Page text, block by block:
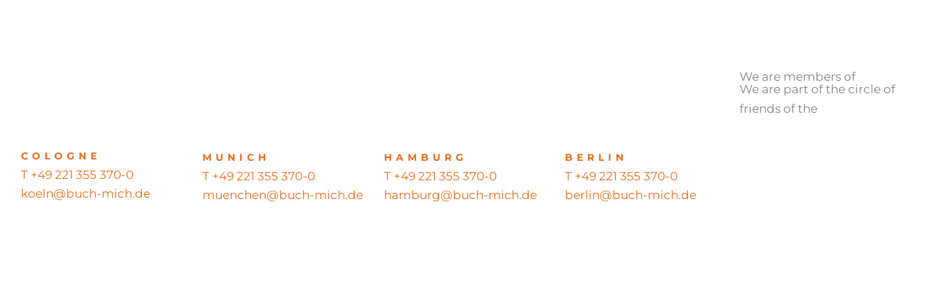
COLOGNE
T +49 221 355 370-0
koeln@buch-mich.de
MUNICH
T +49 221 355 370-0
muenchen@buch-mich.de
HAMBURG
T +49 221 355 370-0
hamburg@buch-mich.de
BERLIN
T +49 221 355 370-0
berlin@buch-mich.de
We are members of
We are part of the circle of
friends of the